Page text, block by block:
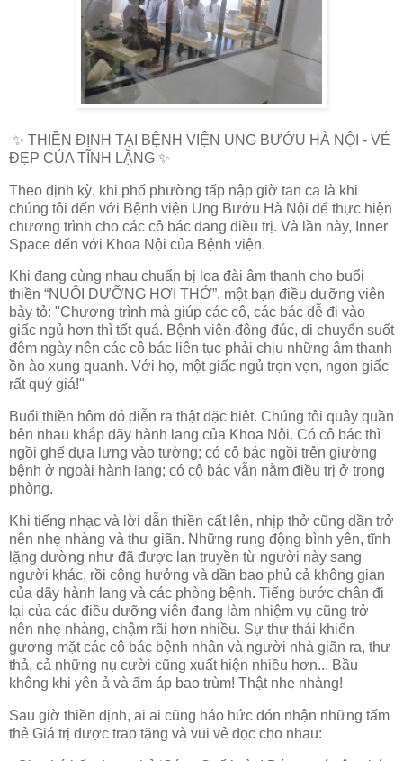
✨ THIỀN ĐỊNH TẠI BỆNH VIỆN UNG BƯỚU HÀ NỘI - VẺ
ĐẸP CỦA TĨNH LẶNG ✨
Theo định kỳ, khi phố phường tấp nập giờ tan ca là khi
chúng tôi đến với Bệnh viện Ung Bướu Hà Nội để thực hiện
chương trình cho các cô bác đang điều trị. Và lần này, Inner
Space đến với Khoa Nội của Bệnh viện.
Khi đang cùng nhau chuẩn bị loa đài âm thanh cho buổi
thiền “NUÔI DƯỠNG HƠI THỞ”, một bạn điều dưỡng viên
bày tỏ: "Chương trình mà giúp các cô, các bác dễ đi vào
giấc ngủ hơn thì tốt quá. Bệnh viện đông đúc, di chuyển suốt
đêm ngày nên các cô bác liên tục phải chịu những âm thanh
ồn ào xung quanh. Với họ, một giấc ngủ trọn vẹn, ngon giấc
rất quý giá!"
Buổi thiền hôm đó diễn ra thật đặc biệt. Chúng tôi quây quần
bên nhau khắp dãy hành lang của Khoa Nội. Có cô bác thì
ngồi ghế dựa lưng vào tường; có cô bác ngồi trên giường
bệnh ở ngoài hành lang; có cô bác vẫn nằm điều trị ở trong
phòng.
Khi tiếng nhạc và lời dẫn thiền cất lên, nhịp thở cũng dần trở
nên nhẹ nhàng và thư giãn. Những rung động bình yên, tĩnh
lặng dường như đã được lan truyền từ người này sang
người khác, rồi cộng hưởng và dần bao phủ cả không gian
của dãy hành lang và các phòng bệnh. Tiếng bước chân đi
lại của các điều dưỡng viên đang làm nhiệm vụ cũng trở
nên nhẹ nhàng, chậm rãi hơn nhiều. Sự thư thái khiến
gương mặt các cô bác bệnh nhân và người nhà giãn ra, thư
thả, cả những nụ cười cũng xuất hiện nhiều hơn... Bầu
không khi yên ả và ấm áp bao trùm! Thật nhẹ nhàng!
Sau giờ thiền định, ai ai cũng háo hức đón nhận những tấm
thẻ Giá trị được trao tặng và vui vẻ đọc cho nhau: